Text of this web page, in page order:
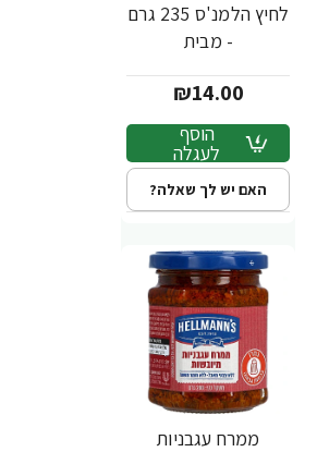
לחיץ הלמנ'ס 235 גרם
- מבית
₪14.00
הוסף
לעגלה
האם יש לך שאלה?
ממרח עגבניות